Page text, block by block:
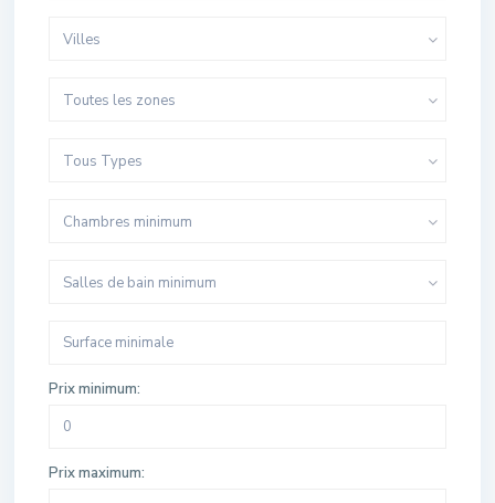
Villes
Toutes les zones
Tous Types
Chambres minimum
Salles de bain minimum
Prix minimum:
Prix maximum: